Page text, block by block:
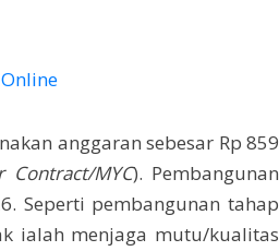
anggaran sebesar Rp 859
Contract/MYC). Pembangunan
Seperti pembangunan tahap
ialah menjaga mutu/kualitas